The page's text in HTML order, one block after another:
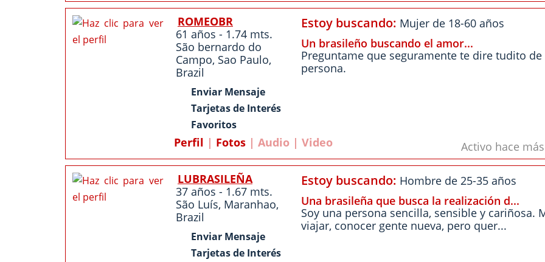
ROMEOBR
61 años - 1.74 mts.
São bernardo do
Campo, Sao Paulo,
Brazil
Enviar Mensaje
Tarjetas de Interés
Favoritos
Estoy buscando: Mujer de 18-60 años
Un brasileño buscando el amor...
Preguntame que seguramente te dire tudito
persona.
Perfil | Fotos | Audio | Video Activo hace
LUBRASILEÑA
37 años - 1.67 mts.
São Luís, Maranhao,
Brazil
Enviar Mensaje
Tarjetas de Interés
Estoy buscando: Hombre de 25-35 años
Una brasileña que busca la realización d...
Soy una persona sencilla, sensible y cariñosa.
viajar, conocer gente nueva, pero quer...